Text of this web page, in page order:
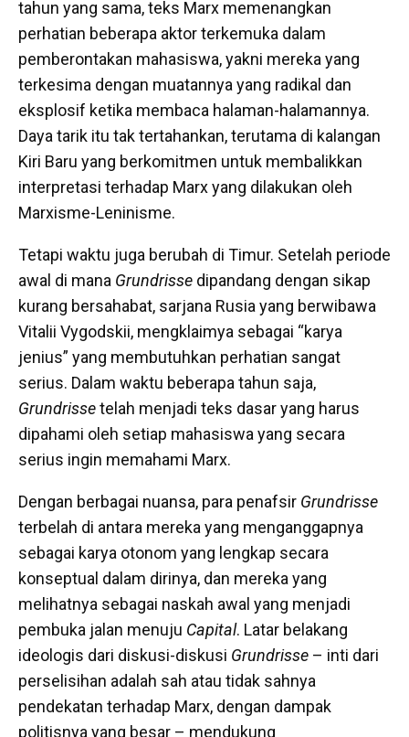
tahun yang sama, teks Marx memenangkan
perhatian beberapa aktor terkemuka dalam
pemberontakan mahasiswa, yakni mereka yang
terkesima dengan muatannya yang radikal dan
eksplosif ketika membaca halaman-halamannya.
Daya tarik itu tak tertahankan, terutama di kalangan
Kiri Baru yang berkomitmen untuk membalikkan
interpretasi terhadap Marx yang dilakukan oleh
Marxisme-Leninisme.
Tetapi waktu juga berubah di Timur. Setelah periode
awal di mana Grundrisse dipandang dengan sikap
kurang bersahabat, sarjana Rusia yang berwibawa
Vitalii Vygodskii, mengklaimya sebagai “karya
jenius” yang membutuhkan perhatian sangat
serius. Dalam waktu beberapa tahun saja,
Grundrissetelah menjadi teks dasar yang harus
dipahami oleh setiap mahasiswa yang secara
serius ingin memahami Marx.
Dengan berbagai nuansa, para penafsir Grundrisse
terbelah di antara mereka yang menganggapnya
sebagai karya otonom yang lengkap secara
konseptual dalam dirinya, dan mereka yang
melihatnya sebagai naskah awal yang menjadi
pembuka jalan menuju Capital. Latar belakang
ideologis dari diskusi-diskusi Grundrisse – inti dari
perselisihan adalah sah atau tidak sahnya
pendekatan terhadap Marx, dengan dampak
politisnya yang besar – mendukung